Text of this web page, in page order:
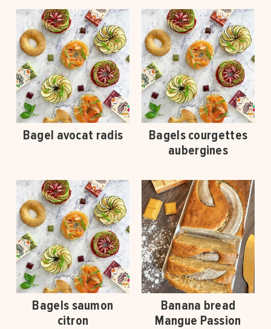
Bagel avocat radis
Bagels courgettes
aubergines
Bagels saumon
citron
Banana bread
Mangue Passion